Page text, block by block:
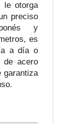
le otorga
preciso
y
es
a día o
de acero
garantiza